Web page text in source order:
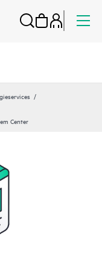
Center